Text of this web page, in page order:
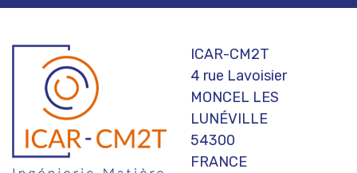
ICAR-CM2T
4 rue Lavoisier
MONCEL LES
LUNÉVILLE
54300
FRANCE